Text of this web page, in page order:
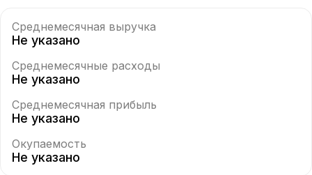
Среднемесячная выручка
Не указано
Среднемесячные расходы
Не указано
Среднемесячная прибыль
Не указано
Окупаемость
Не указано